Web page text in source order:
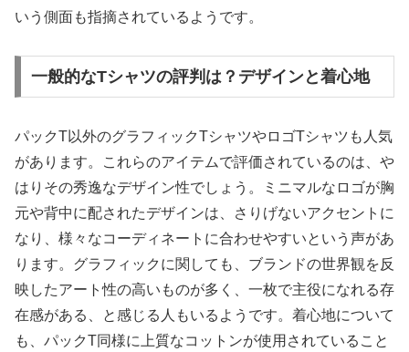
いう側面も指摘されているようです。
一般的なTシャツの評判は？デザインと着心地
パックT以外のグラフィックTシャツやロゴTシャツも人気
があります。これらのアイテムで評価されているのは、や
はりその秀逸なデザイン性でしょう。ミニマルなロゴが胸
元や背中に配されたデザインは、さりげないアクセントに
なり、様々なコーディネートに合わせやすいという声があ
ります。グラフィックに関しても、ブランドの世界観を反
映したアート性の高いものが多く、一枚で主役になれる存
在感がある、と感じる人もいるようです。着心地について
も、パックT同様に上質なコットンが使用されていること